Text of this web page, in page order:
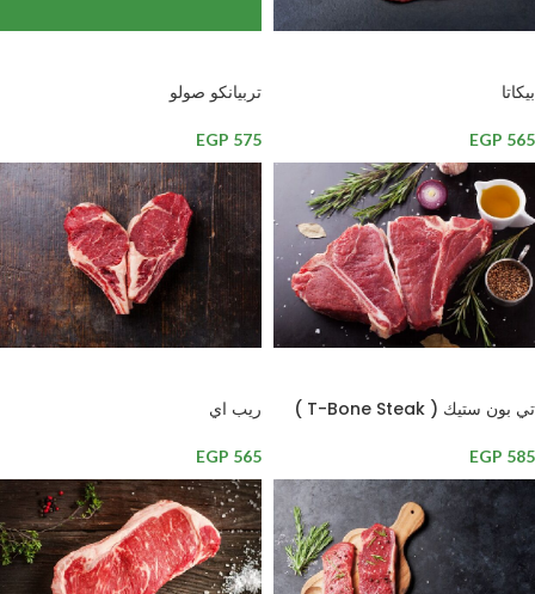
بيكاتا
EGP 565
تربيانكو صولو
EGP 575
تي بون ستيك ( T-Bone Steak )
EGP 585
ريب اي
EGP 565